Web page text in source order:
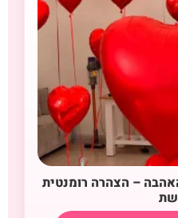
– הצהרה רומנטית